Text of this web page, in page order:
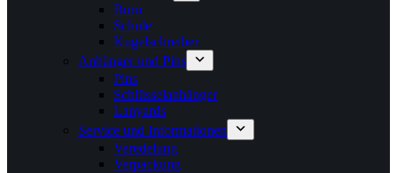
Büro
Schule
Kugelschreiber
Anhänger und Pins
Pins
Schlüsselanhänger
Lanyards
Service und Informationen
Veredelung
Verpackung